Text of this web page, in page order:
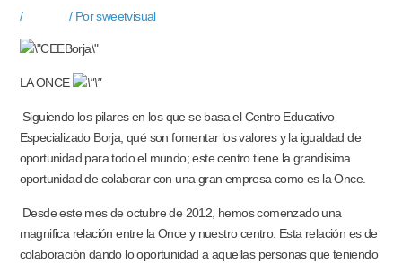
/ / Porsweetvisual
LA ONCE
Siguiendo los pilares en los que se basa el Centro Educativo
Especializado Borja, qué son fomentar los valores y la igualdad de
oportunidad para todo el mundo; este centro tiene la grandisima
oportunidad de colaborar con una gran empresa como es la Once.
Desde este mes de octubre de 2012, hemos comenzado una
magnifica relación entre la Once y nuestro centro. Esta relación es de
colaboración dando lo oportunidad a aquellas personas que teniendo